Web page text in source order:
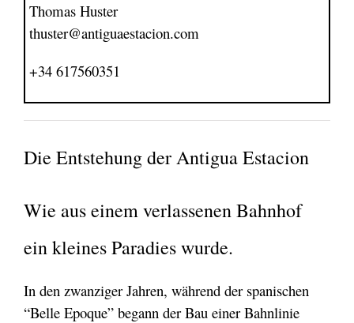
Thomas Huster
thuster@antiguaestacion.com
+34 617560351
Die Entstehung der Antigua Estacion
Wie aus einem verlassenen Bahnhof
ein kleines Paradies wurde.
In den zwanziger Jahren, während der spanischen
“Belle Epoque” begann der Bau einer Bahnlinie